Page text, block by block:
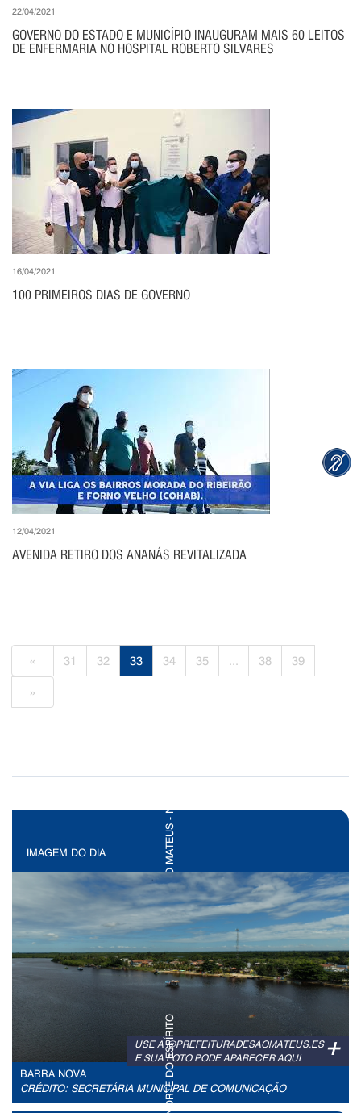
22/04/2021
GOVERNO DO ESTADO E MUNICÍPIO INAUGURAM MAIS 60 LEITOS
DE ENFERMARIA NO HOSPITAL ROBERTO SILVARES
16/04/2021
100 PRIMEIROS DIAS DE GOVERNO
12/04/2021
AVENIDA RETIRO DOS ANANÁS REVITALIZADA
« 31 32 33 34 35 ... 38
39
»
IMAGEM DO DIA
+
USE A @PREFEITURADESAOMATEUS.ES
E SUA FOTO PODE APARECER AQUI
BARRA NOVA
CRÉDITO: SECRETÁRIA MUNICIPAL DE COMUNICAÇÃO